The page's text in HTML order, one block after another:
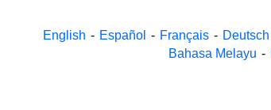
English - Español - Français - Deutsch
Bahasa Melayu -